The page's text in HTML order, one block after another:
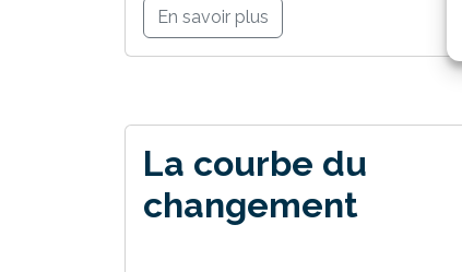
En savoir plus
La courbe du
changement